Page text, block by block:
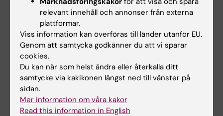
att forska
Kontakta olika forskargrupper och testa på att
jobba med flera olika projekt relativt tidigt i
utbildningen för att bilda dig en uppfattning om
vad du tycker är intressant och vilken typ av
forskargrupp som du trivs bäst i.
relevant innehåll och annonser från externa
plattformar.
Viss information kan överföras till länder utanför EU.
Genom att samtycka godkänner du att vi sparar
cookies.
Du kan när som helst ändra eller återkalla ditt
samtycke via kakikonen längst ned till vänster på
sidan.
Mer information om våra kakor
Read this information in English